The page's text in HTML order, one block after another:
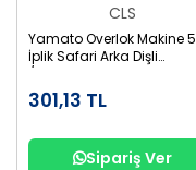
CLS
Yamato Overlok Makine 5
İplik Safari Arka Dişli
/6209004
301,13 TL
Sipariş Ver